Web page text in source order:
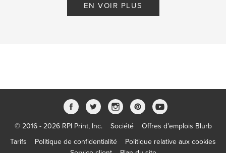
EN VOIR PLUS
© 2016 - 2026 RPI Print, Inc. Société
Offres d’emplois Blurb
Tarifs
Politique de confidentialité
Politique relative aux cookies